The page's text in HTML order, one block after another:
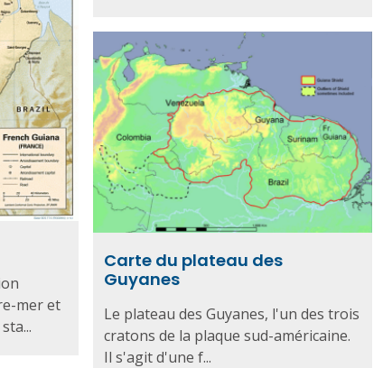
mer et
Carte du plateau des
Guyanes
Le plateau des Guyanes, l'un des trois
cratons de la plaque sud-américaine.
Il s'agit d'une f...